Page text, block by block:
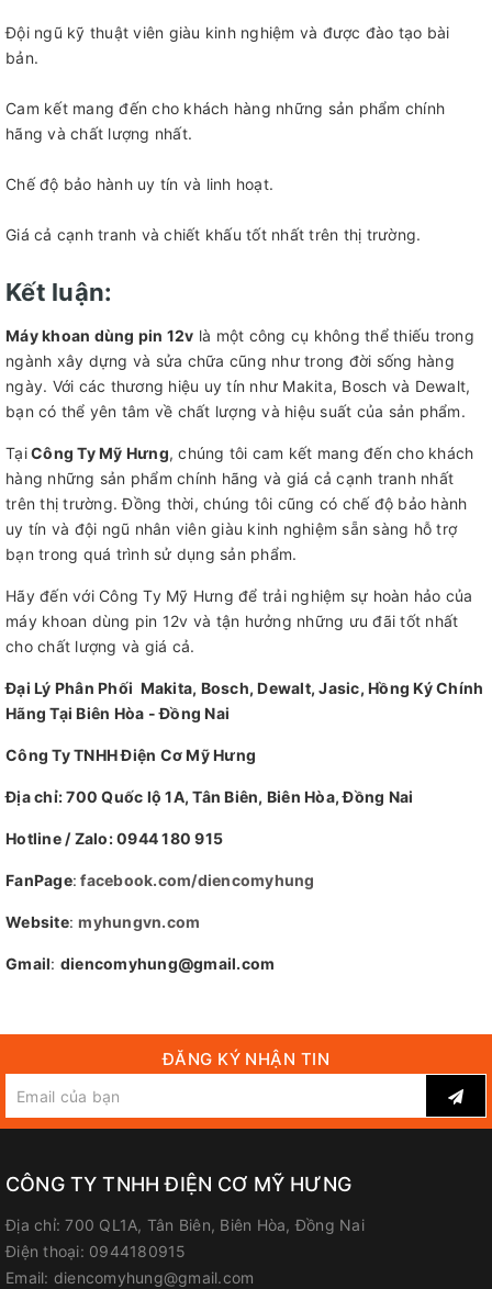
Đội ngũ kỹ thuật viên giàu kinh nghiệm và được đào tạo bài
bản.
Cam kết mang đến cho khách hàng những sản phẩm chính
hãng và chất lượng nhất.
Chế độ bảo hành uy tín và linh hoạt.
Giá cả cạnh tranh và chiết khấu tốt nhất trên thị trường.
Kết luận:
Máy khoan dùng pin 12v là một công cụ không thể thiếu trong
ngành xây dựng và sửa chữa cũng như trong đời sống hàng
ngày. Với các thương hiệu uy tín như Makita, Bosch và Dewalt,
bạn có thể yên tâm về chất lượng và hiệu suất của sản phẩm.
TạiCông Ty Mỹ Hưng, chúng tôi cam kết mang đến cho khách
hàng những sản phẩm chính hãng và giá cả cạnh tranh nhất
trên thị trường. Đồng thời, chúng tôi cũng có chế độ bảo hành
uy tín và đội ngũ nhân viên giàu kinh nghiệm sẵn sàng hỗ trợ
bạn trong quá trình sử dụng sản phẩm.
Hãy đến với Công Ty Mỹ Hưng để trải nghiệm sự hoàn hảo của
máy khoan dùng pin 12v và tận hưởng những ưu đãi tốt nhất
cho chất lượng và giá cả.
Đại Lý Phân Phối Makita, Bosch, Dewalt, Jasic, Hồng Ký Chính
Hãng Tại Biên Hòa - Đồng Nai
Công Ty TNHH Điện Cơ Mỹ Hưng
Địa chỉ: 700 Quốc lộ 1A, Tân Biên, Biên Hòa, Đồng Nai
Hotline / Zalo: 0944 180 915
FanPage: facebook.com/diencomyhung
Website:myhungvn.com
Gmail: diencomyhung@gmail.com
ĐĂNG KÝ NHẬN TIN
CÔNG TY TNHH ĐIỆN CƠ MỸ HƯNG
Địa chỉ: 700 QL1A, Tân Biên, Biên Hòa, Đồng Nai
Điện thoại: 0944180915
Email: diencomyhung@gmail.com